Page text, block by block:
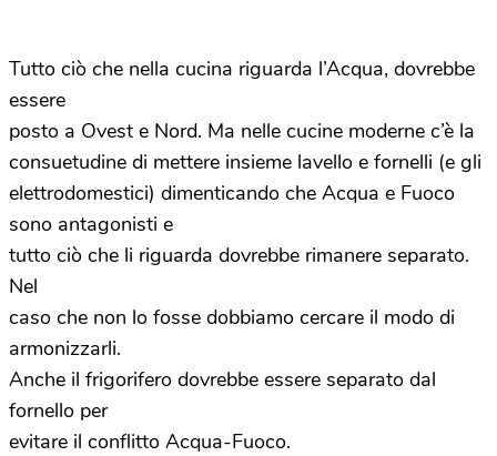
Tutto ciò che nella cucina riguarda l’Acqua, dovrebbe
essere
posto a Ovest e Nord. Ma nelle cucine moderne c’è la
consuetudine di mettere insieme lavello e fornelli (e gli
elettrodomestici) dimenticando che Acqua e Fuoco
sono antagonisti e
tutto ciò che li riguarda dovrebbe rimanere separato.
Nel
caso che non lo fosse dobbiamo cercare il modo di
armonizzarli.
Anche il frigorifero dovrebbe essere separato dal
fornello per
evitare il conflitto Acqua-Fuoco.